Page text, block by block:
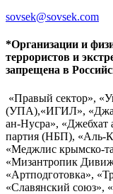
sovsek@sovsek.com
*Организации и
террористов и
запрещена в
«Правый сектор»,
(УПА),«ИГИЛ»,
ан-Нусра», «Джебхат
партия (НБП), «Аль-
«Меджлис крымско-
«Мизантропик
«Артподготовка»,
«Славянский союз»,